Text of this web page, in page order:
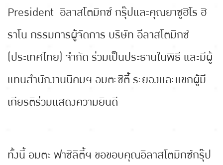
President อิลาสโตมิกซ์ กรุ๊ปและคุณยาซูฮิโร ฮิ
ราโน กรรมการผู้จัดการ บริษัท อีลาสโตมิกซ์
(ประเทศไทย) จํากัด ร่วมเป็นประธานในพิธี และมีผู้
แทนสำนักงานนิคมฯ อมตะซิตี้ ระยองและแขกผู้มี
เกียรติร่วมแสดงความยินดี
ทั้งนี้ อมตะ ฟาซิลิตี้ฯ ขอขอบคุณอิลาสโตมิกซ์กรุ๊ป